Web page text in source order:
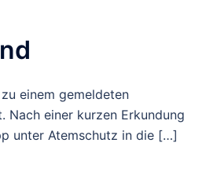
einem gemeldeten
Nach einer kurzen Erkundung
unter Atemschutz in die […]